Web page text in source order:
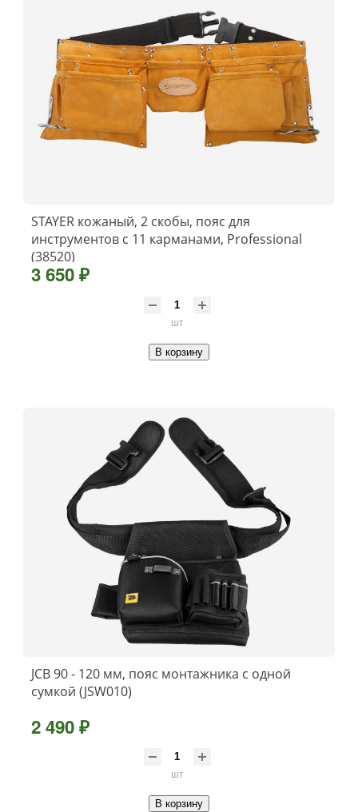
STAYER кожаный, 2 скобы, пояс для
инструментов с 11 карманами, Professional
(38520)
3 650 ₽
шт
В корзину
JCB 90 - 120 мм, пояс монтажника с одной
сумкой (JSW010)
2 490 ₽
шт
В корзину